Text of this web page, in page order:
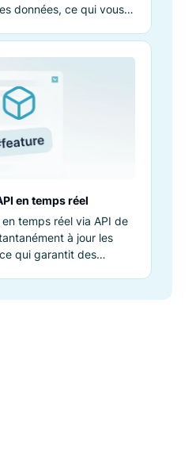
données, ce qui vous
en temps réel
temps réel via API de
à jour les
qui garantit des